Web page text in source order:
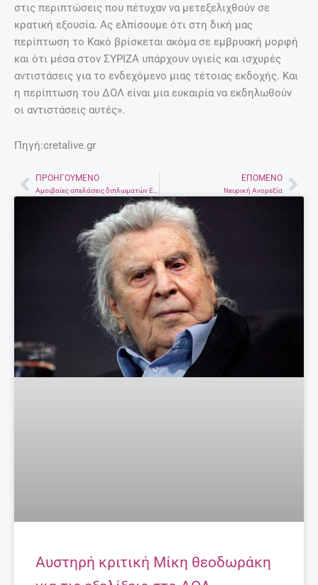
στις περιπτώσεις που πέτυχαν να μετεξελιχθούν σε
κρατική εξουσία. Ας ελπίσουμε ότι στη δική μας
περίπτωση το Κακό βρίσκεται ακόμα σε εμβρυακή μορφή
και ότι μέσα στον ΣΥΡΙΖΑ υπάρχουν υγιείς και ισχυρές
αντιστάσεις για το ενδεχόμενο μιας τέτοιας εκδοχής. Και
η περίπτωση του ΔΟΛ είναι μια ευκαιρία να εκδηλωθούν
οι αντιστάσεις αυτές».
Πηγή:cretalive.gr
PrevΠΡΟΗΓΟΎΜΕΝΟ ΕΠΌΜΕΝΟ
Νευρική Ανορεξία
Αυστηρή κριτική Μίκη θεοδωράκη